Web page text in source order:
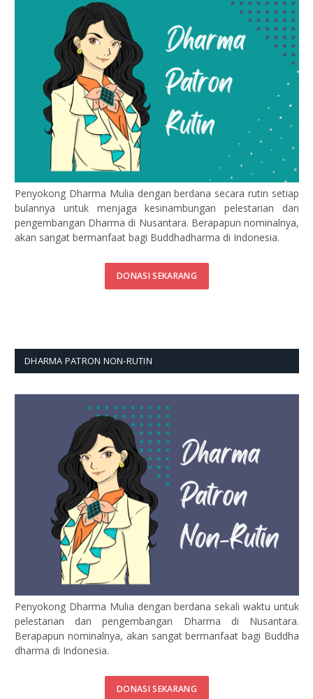
Penyokong Dharma Mulia dengan berdana secara rutin setiap
bulannya untuk menjaga kesinambungan pelestarian dan
pengembangan Dharma di Nusantara. Berapapun nominalnya,
akan sangat bermanfaat bagi Buddhadharma di Indonesia.
DONASI SEKARANG
DHARMA PATRON NON-RUTIN
Penyokong Dharma Mulia dengan berdana sekali waktu untuk
pelestarian dan pengembangan Dharma di Nusantara.
Berapapun nominalnya, akan sangat bermanfaat bagi Buddha
dharma di Indonesia.
DONASI SEKARANG